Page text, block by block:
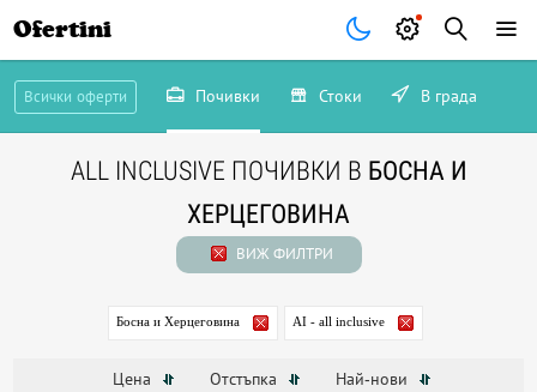
Ofertini
Всички оферти Почивки Стоки В града
ALL INCLUSIVE ПОЧИВКИ В БОСНА И
ХЕРЦЕГОВИНА
ВИЖ ФИЛТРИ
Босна и Херцеговина AI - all inclusive
Цена Отстъпка Най-нови